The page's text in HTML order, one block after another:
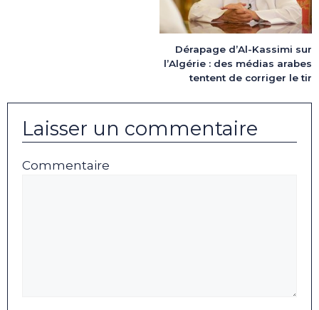
Dérapage d’Al-Kassimi sur
l’Algérie : des médias arabes
tentent de corriger le tir
Laisser un commentaire
Commentaire